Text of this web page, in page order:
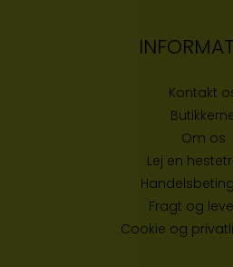
Kontakt
Butikke
Om os
Lej en
Fragt og
Cookie og